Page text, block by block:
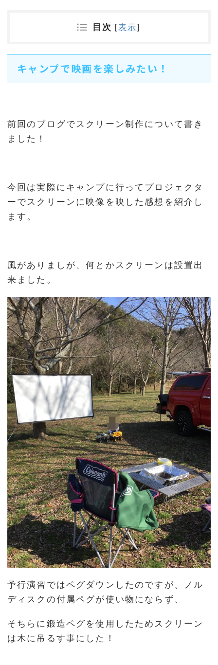
目次 [表示]
キャンプで映画を楽しみたい！
前回のブログでスクリーン制作について書き
ました！
今回は実際にキャンプに行ってプロジェクタ
ーでスクリーンに映像を映した感想を紹介し
ます。
風がありましが、何とかスクリーンは設置出
来ました。
予行演習ではペグダウンしたのですが、ノル
ディスクの付属ペグが使い物にならず、
そちらに鍛造ペグを使用したためスクリーン
は木に吊るす事にした！